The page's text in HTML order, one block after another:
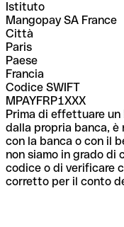
Istituto
Mangopay SA France
Città
Paris
Paese
Francia
Codice SWIFT
MPAYFRP1XXX
Prima di effettuare
dalla propria banca,
con la banca o con il
non siamo in grado
codice o di verificare
corretto per il conto